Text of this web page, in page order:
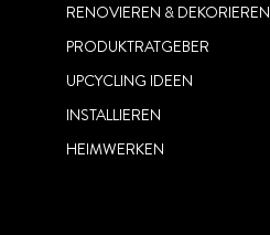
RENOVIEREN & DEKORIEREN
PRODUKTRATGEBER
UPCYCLING IDEEN
INSTALLIEREN
HEIMWERKEN